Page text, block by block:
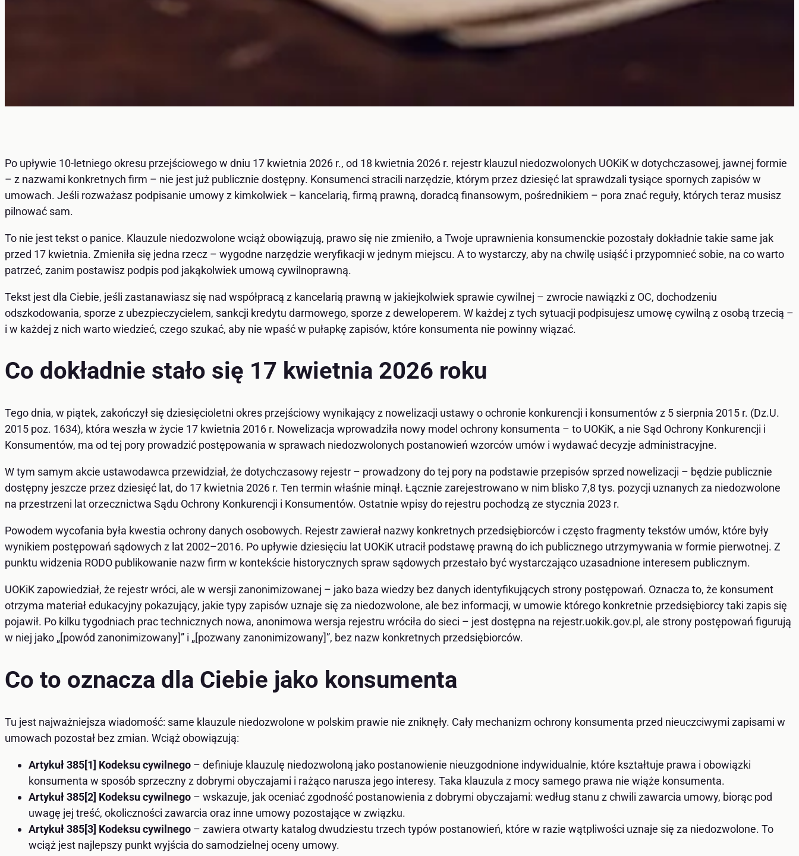
Po upływie 10-letniego okresu przejściowego w dniu 17 kwietnia 2026 r., od 18 kwietnia 2026 r. rejestr klauzul niedozwolonych UOKiK w dotychczasowej, jawnej formie
– z nazwami konkretnych firm – nie jest już publicznie dostępny. Konsumenci stracili narzędzie, którym przez dziesięć lat sprawdzali tysiące spornych zapisów w
umowach. Jeśli rozważasz podpisanie umowy z kimkolwiek – kancelarią, firmą prawną, doradcą finansowym, pośrednikiem – pora znać reguły, których teraz musisz
pilnować sam.
To nie jest tekst o panice. Klauzule niedozwolone wciąż obowiązują, prawo się nie zmieniło, a Twoje uprawnienia konsumenckie pozostały dokładnie takie same jak
przed 17 kwietnia. Zmieniła się jedna rzecz – wygodne narzędzie weryfikacji w jednym miejscu. A to wystarczy, aby na chwilę usiąść i przypomnieć sobie, na co warto
patrzeć, zanim postawisz podpis pod jakąkolwiek umową cywilnoprawną.
Tekst jest dla Ciebie, jeśli zastanawiasz się nad współpracą z kancelarią prawną w jakiejkolwiek sprawie cywilnej – zwrocie nawiązki z OC, dochodzeniu
odszkodowania, sporze z ubezpieczycielem, sankcji kredytu darmowego, sporze z deweloperem. W każdej z tych sytuacji podpisujesz umowę cywilną z osobą trzecią –
i w każdej z nich warto wiedzieć, czego szukać, aby nie wpaść w pułapkę zapisów, które konsumenta nie powinny wiązać.
Co dokładnie stało się 17 kwietnia 2026 roku
Tego dnia, w piątek, zakończył się dziesięcioletni okres przejściowy wynikający z nowelizacji ustawy o ochronie konkurencji i konsumentów z 5 sierpnia 2015 r. (Dz.U.
2015 poz. 1634), która weszła w życie 17 kwietnia 2016 r. Nowelizacja wprowadziła nowy model ochrony konsumenta – to UOKiK, a nie Sąd Ochrony Konkurencji i
Konsumentów, ma od tej pory prowadzić postępowania w sprawach niedozwolonych postanowień wzorców umów i wydawać decyzje administracyjne.
W tym samym akcie ustawodawca przewidział, że dotychczasowy rejestr – prowadzony do tej pory na podstawie przepisów sprzed nowelizacji – będzie publicznie
dostępny jeszcze przez dziesięć lat, do 17 kwietnia 2026 r. Ten termin właśnie minął. Łącznie zarejestrowano w nim blisko 7,8 tys. pozycji uznanych za niedozwolone
na przestrzeni lat orzecznictwa Sądu Ochrony Konkurencji i Konsumentów. Ostatnie wpisy do rejestru pochodzą ze stycznia 2023 r.
Powodem wycofania była kwestia ochrony danych osobowych. Rejestr zawierał nazwy konkretnych przedsiębiorców i często fragmenty tekstów umów, które były
wynikiem postępowań sądowych z lat 2002–2016. Po upływie dziesięciu lat UOKiK utracił podstawę prawną do ich publicznego utrzymywania w formie pierwotnej. Z
punktu widzenia RODO publikowanie nazw firm w kontekście historycznych spraw sądowych przestało być wystarczająco uzasadnione interesem publicznym.
UOKiK zapowiedział, że rejestr wróci, ale w wersji zanonimizowanej – jako baza wiedzy bez danych identyfikujących strony postępowań. Oznacza to, że konsument
otrzyma materiał edukacyjny pokazujący, jakie typy zapisów uznaje się za niedozwolone, ale bez informacji, w umowie którego konkretnie przedsiębiorcy taki zapis się
pojawił. Po kilku tygodniach prac technicznych nowa, anonimowa wersja rejestru wróciła do sieci – jest dostępna na rejestr.uokik.gov.pl, ale strony postępowań figurują
w niej jako „[powód zanonimizowany]” i „[pozwany zanonimizowany]”, bez nazw konkretnych przedsiębiorców.
Co to oznacza dla Ciebie jako konsumenta
Tu jest najważniejsza wiadomość: same klauzule niedozwolone w polskim prawie nie zniknęły. Cały mechanizm ochrony konsumenta przed nieuczciwymi zapisami w
umowach pozostał bez zmian. Wciąż obowiązują:
Artykuł 385[1] Kodeksu cywilnego – definiuje klauzulę niedozwoloną jako postanowienie nieuzgodnione indywidualnie, które kształtuje prawa i obowiązki
konsumenta w sposób sprzeczny z dobrymi obyczajami i rażąco narusza jego interesy. Taka klauzula z mocy samego prawa nie wiąże konsumenta.
Artykuł 385[2] Kodeksu cywilnego – wskazuje, jak oceniać zgodność postanowienia z dobrymi obyczajami: według stanu z chwili zawarcia umowy, biorąc pod
uwagę jej treść, okoliczności zawarcia oraz inne umowy pozostające w związku.
Artykuł 385[3] Kodeksu cywilnego – zawiera otwarty katalog dwudziestu trzech typów postanowień, które w razie wątpliwości uznaje się za niedozwolone. To
wciąż jest najlepszy punkt wyjścia do samodzielnej oceny umowy.